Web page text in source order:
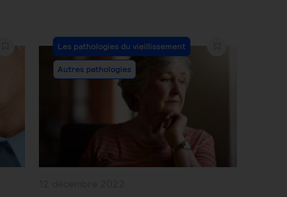
Post
Category:
Les pathologies du vieillissement
Autres pathologies